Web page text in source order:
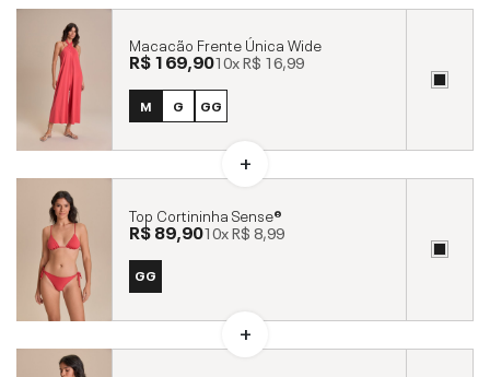
Macacão Frente Única Wide
R$ 169,9010xR$ 16,99
M G GG
Top Cortininha Sense®
R$ 89,9010xR$ 8,99
GG